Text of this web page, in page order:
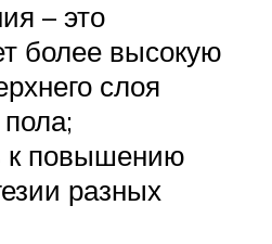
– это
более высокую
слоя
к повышению
разных